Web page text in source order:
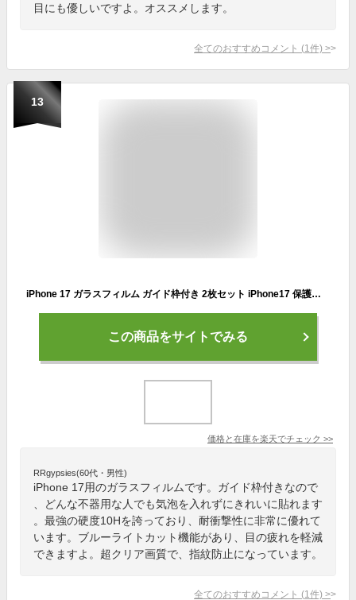
目にも優しいですよ。オススメします。
全てのおすすめコメント (1 件) >
13
iPhone 17 ガラスフィルム ガイド枠付き 2枚セット iPhone17 保護フィルム 全面保護 最強硬度10H 耐衝撃 气泡なし 自動吸着 貼付け簡単 iPhone17フィルム 超クリア画質 高光沢 ブルーライトカット 目の疲れ軽減 強化ガラス フィルム 指紋防止 破損防止 飛散防止
この商品をサイトでみる
価格と在庫を楽天でチェック >>
RRgypsies(60代・男性)
iPhone 17用のガラスフィルムです。ガイド枠付きなので
、どんな不器用な人でも気泡を入れずにきれいに貼れます
。最強の硬度10Hを誇っており、耐衝撃性に非常に優れて
います。ブルーライトカット機能があり、目の疲れを軽減
できますよ。超クリア画質で、指紋防止になっています。
全てのおすすめコメント (1 件) >